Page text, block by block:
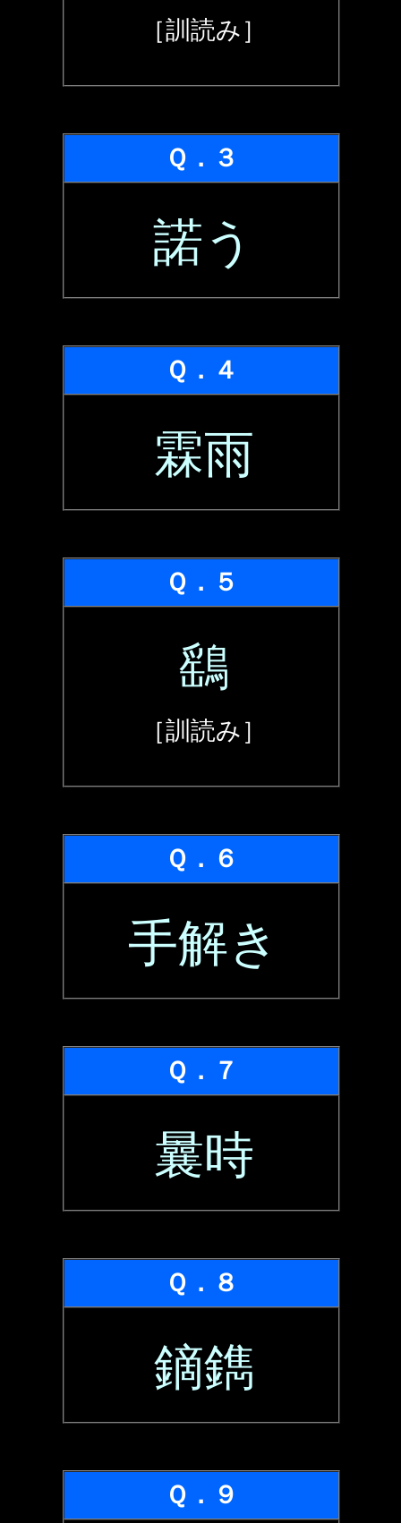
［訓読み］
Ｑ．３
諾う
Ｑ．４
霖雨
Ｑ．５
鷂
［訓読み］
Ｑ．６
手解き
Ｑ．７
曩時
Ｑ．８
鏑鐫
Ｑ．９